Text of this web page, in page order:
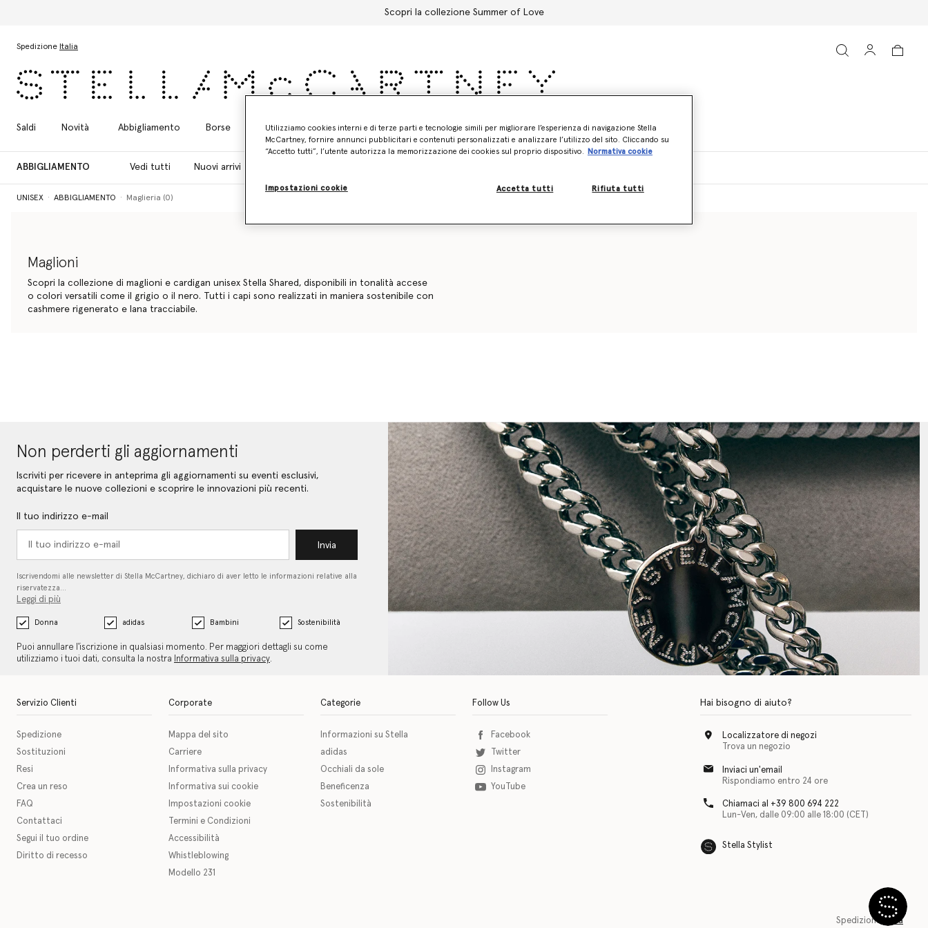
Scopri la collezione Summer of Love
Spedizione Italia
Saldi Novità Abbigliamento Borse Scarpe Accessori Adidas Bambini Mondo Di Stella
ABBIGLIAMENTO Vedi tutti Nuovi arrivi
UNISEX ABBIGLIAMENTO Maglieria (0)
Maglioni
Scopri la collezione di maglioni e cardigan unisex Stella Shared, disponibili in tonalità accese
o colori versatili come il grigio o il nero. Tutti i capi sono realizzati in maniera sostenibile con
cashmere rigenerato e lana tracciabile.
Non perderti gli aggiornamenti
Iscriviti per ricevere in anteprima gli aggiornamenti su eventi esclusivi,
acquistare le nuove collezioni e scoprire le innovazioni più recenti.
Il tuo indirizzo e-mail
Invia
Iscrivendomi alle newsletter di Stella McCartney, dichiaro di aver letto le informazioni relative alla
riservatezza…
Leggi di più
Donna adidas Bambini Sostenibilità
Puoi annullare l'iscrizione in qualsiasi momento. Per maggiori dettagli su come
utilizziamo i tuoi dati, consulta la nostra
Informativa sulla privacy.
Servizio Clienti
Spedizione
Sostituzioni
Resi
Crea un reso
FAQ
Contattaci
Segui il tuo ordine
Diritto di recesso
Corporate
Mappa del sito
Carriere
Informativa sulla privacy
Informativa sui cookie
Impostazioni cookie
Termini e Condizioni
Accessibilità
Whistleblowing
Modello 231
Categorie
Informazioni su Stella
adidas
Occhiali da sole
Beneficenza
Sostenibilità
Follow Us
Facebook
Twitter
Instagram
YouTube
Hai bisogno di aiuto?
Localizzatore di negozi
Trova un negozio
Inviaci un'email
Rispondiamo entro 24 ore
Chiamaci al +39 800 694 222
Lun-Ven, dalle 09:00 alle 18:00 (CET)
Stella Stylist
Spedizione Italia
Utilizziamo cookies interni e di terze parti e tecnologie simili per migliorare l’esperienza di navigazione Stella
McCartney, fornire annunci pubblicitari e contenuti personalizzati e analizzare l’utilizzo del sito. Cliccando su
“Accetto tutti”, l’utente autorizza la memorizzazione dei cookies sul proprio dispositivo.
Normativa cookie
Impostazioni cookie Rifiuta tutti
Accetta tutti